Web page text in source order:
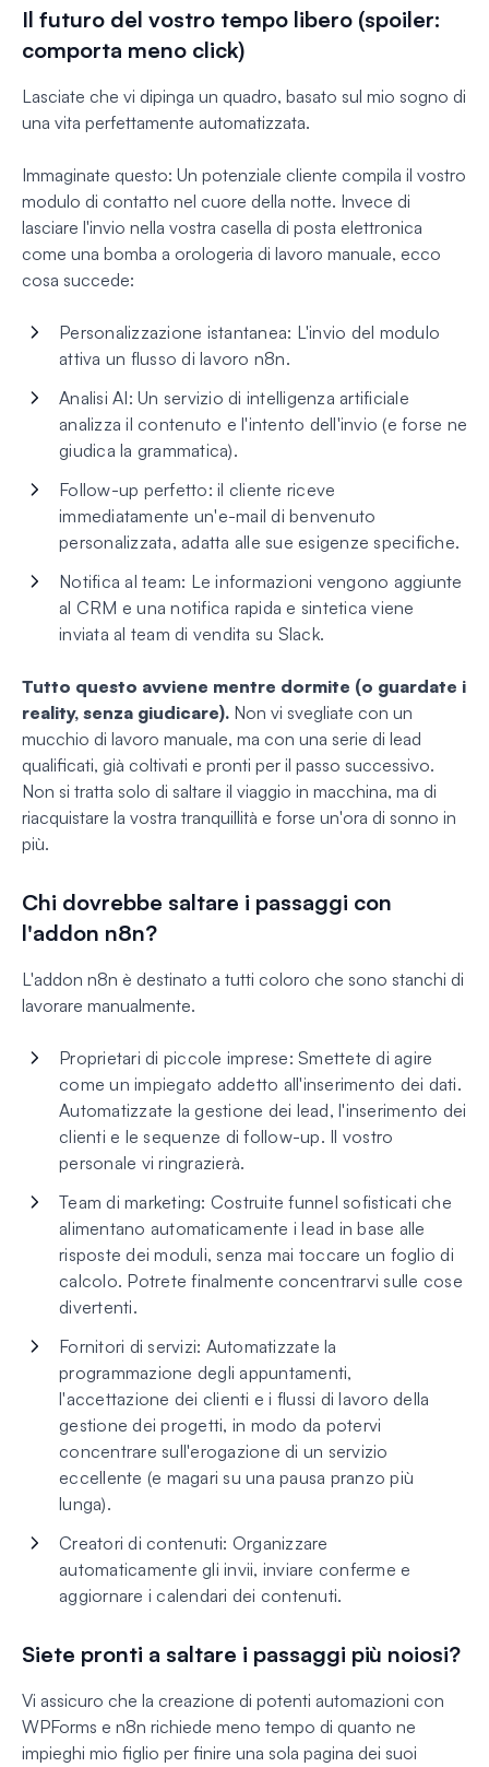
Il futuro del vostro tempo libero (spoiler:
comporta meno click)
Lasciate che vi dipinga un quadro, basato sul mio sogno di
una vita perfettamente automatizzata.
Immaginate questo: Un potenziale cliente compila il vostro
modulo di contatto nel cuore della notte. Invece di
lasciare l'invio nella vostra casella di posta elettronica
come una bomba a orologeria di lavoro manuale, ecco
cosa succede:
Personalizzazione istantanea: L'invio del modulo
attiva un flusso di lavoro n8n.
Analisi AI: Un servizio di intelligenza artificiale
analizza il contenuto e l'intento dell'invio (e forse ne
giudica la grammatica).
Follow-up perfetto: il cliente riceve
immediatamente un'e-mail di benvenuto
personalizzata, adatta alle sue esigenze specifiche.
Notifica al team: Le informazioni vengono aggiunte
al CRM e una notifica rapida e sintetica viene
inviata al team di vendita su Slack.
Tutto questo avviene mentre dormite (o guardate i
reality, senza giudicare). Non vi svegliate con un
mucchio di lavoro manuale, ma con una serie di lead
qualificati, già coltivati e pronti per il passo successivo.
Non si tratta solo di saltare il viaggio in macchina, ma di
riacquistare la vostra tranquillità e forse un'ora di sonno in
più.
Chi dovrebbe saltare i passaggi con
l'addon n8n?
L'addon n8n è destinato a tutti coloro che sono stanchi di
lavorare manualmente.
Proprietari di piccole imprese: Smettete di agire
come un impiegato addetto all'inserimento dei dati.
Automatizzate la gestione dei lead, l'inserimento dei
clienti e le sequenze di follow-up. Il vostro
personale vi ringrazierà.
Team di marketing: Costruite funnel sofisticati che
alimentano automaticamente i lead in base alle
risposte dei moduli, senza mai toccare un foglio di
calcolo. Potrete finalmente concentrarvi sulle cose
divertenti.
Fornitori di servizi: Automatizzate la
programmazione degli appuntamenti,
l'accettazione dei clienti e i flussi di lavoro della
gestione dei progetti, in modo da potervi
concentrare sull'erogazione di un servizio
eccellente (e magari su una pausa pranzo più
lunga).
Creatori di contenuti: Organizzare
automaticamente gli invii, inviare conferme e
aggiornare i calendari dei contenuti.
Siete pronti a saltare i passaggi più noiosi?
Vi assicuro che la creazione di potenti automazioni con
WPForms e n8n richiede meno tempo di quanto ne
impieghi mio figlio per finire una sola pagina dei suoi